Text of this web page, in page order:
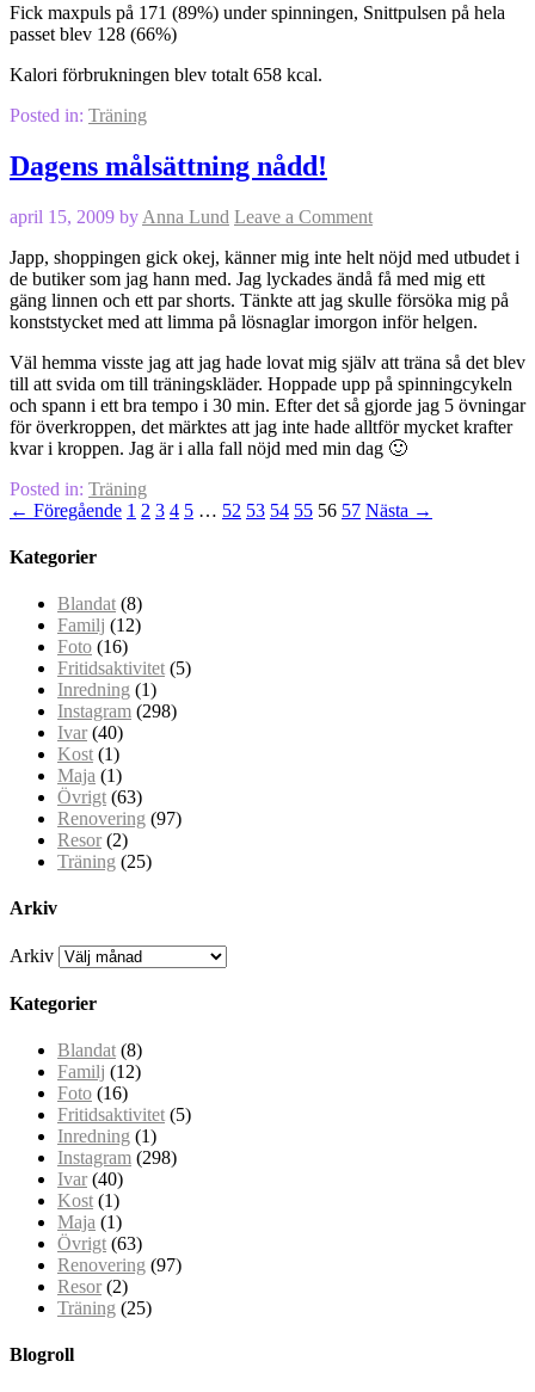
Fick maxpuls på 171 (89%) under spinningen, Snittpulsen på hela
passet blev 128 (66%)
Kalori förbrukningen blev totalt 658 kcal.
Posted in: Träning
Dagens målsättning nådd!
april 15, 2009 by Anna Lund Leave a Comment
Japp, shoppingen gick okej, känner mig inte helt nöjd med utbudet i
de butiker som jag hann med. Jag lyckades ändå få med mig ett
gäng linnen och ett par shorts. Tänkte att jag skulle försöka mig på
konststycket med att limma på lösnaglar imorgon inför helgen.
Väl hemma visste jag att jag hade lovat mig själv att träna så det blev
till att svida om till träningskläder. Hoppade upp på spinningcykeln
och spann i ett bra tempo i 30 min. Efter det så gjorde jag 5 övningar
för överkroppen, det märktes att jag inte hade alltför mycket krafter
kvar i kroppen. Jag är i alla fall nöjd med min dag 🙂
Posted in: Träning
← Föregående 1 2 3 4 5 … 52 53 54 55 56 57 Nästa →
Kategorier
Blandat (8)
Familj (12)
Foto (16)
Fritidsaktivitet (5)
Inredning (1)
Instagram (298)
Ivar (40)
Kost (1)
Maja (1)
Övrigt (63)
Renovering (97)
Resor (2)
Träning (25)
Arkiv
Arkiv
Kategorier
Blandat (8)
Familj (12)
Foto (16)
Fritidsaktivitet (5)
Inredning (1)
Instagram (298)
Ivar (40)
Kost (1)
Maja (1)
Övrigt (63)
Renovering (97)
Resor (2)
Träning (25)
Blogroll